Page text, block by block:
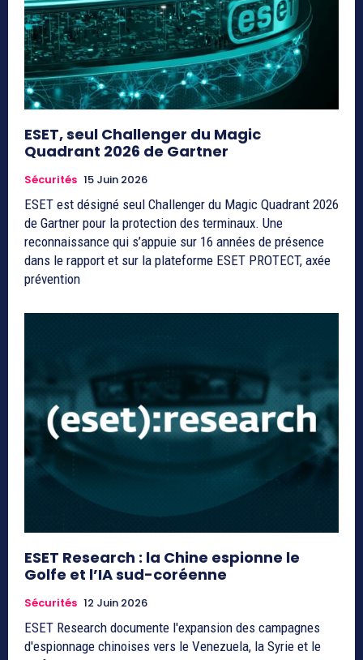
ESET, seul Challenger du Magic
Quadrant 2026 de Gartner
Sécurités 15 Juin 2026
ESET est désigné seul Challenger du Magic Quadrant 2026
de Gartner pour la protection des terminaux. Une
reconnaissance qui s’appuie sur 16 années de présence
dans le rapport et sur la plateforme ESET PROTECT, axée
prévention
ESET Research : la Chine espionne le
Golfe et l’IA sud-coréenne
Sécurités 12 Juin 2026
ESET Research documente l'expansion des campagnes
d'espionnage chinoises vers le Venezuela, la Syrie et le